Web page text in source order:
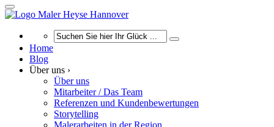
Home
Blog
Über uns ›
Über uns
Mitarbeiter / Das Team
Referenzen und Kundenbewertungen
Storytelling
Malerarbeiten in der Region